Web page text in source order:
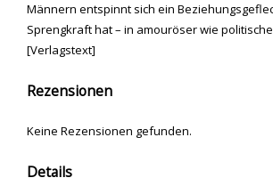
Männern entspinnt sich ein
Sprengkraft hat – in amouröser wie
[Verlagstext]
Rezensionen
Keine Rezensionen gefunden.
Details